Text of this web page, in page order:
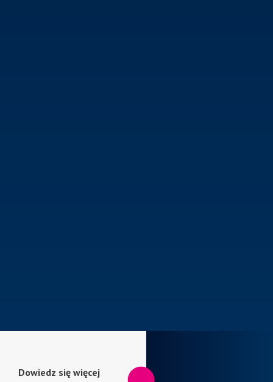
Dowiedz się więcej